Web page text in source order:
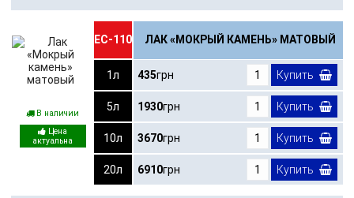
В наличии
ЕС-110 ЛАК «МОКРЫЙ КАМЕНЬ» МАТОВЫЙ
1л 435грн Купить
5л 1930грн Купить
10л 3670грн Купить
20л 6910грн Купить